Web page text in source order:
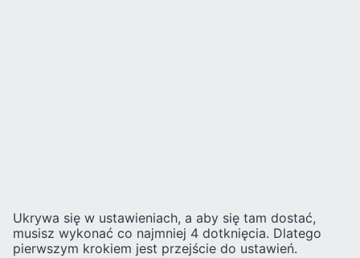
Ukrywa się w ustawieniach, a aby się tam dostać,
musisz wykonać co najmniej 4 dotknięcia. Dlatego
pierwszym krokiem jest przejście do ustawień.